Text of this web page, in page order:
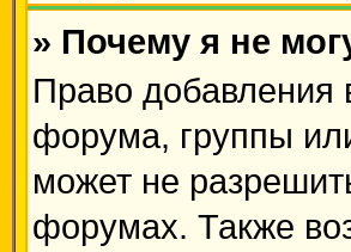
» Почему я не
Право добавления
форума, группы
может не
форумах. Также